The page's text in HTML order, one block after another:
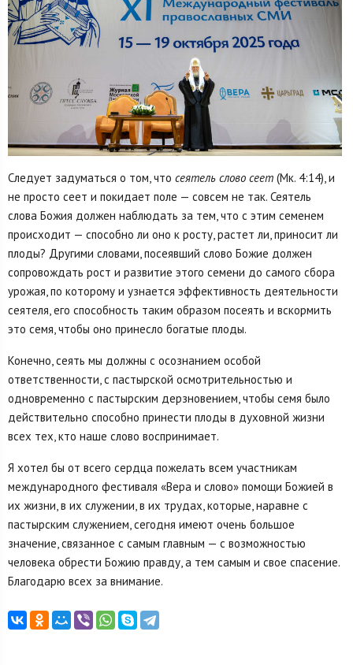
Следует задуматься о том, что сеятель слово сеет (Мк. 4:14), и
не просто сеет и покидает поле — совсем не так. Сеятель
слова Божия должен наблюдать за тем, что с этим семенем
происходит — способно ли оно к росту, растет ли, приносит ли
плоды? Другими словами, посеявший слово Божие должен
сопровождать рост и развитие этого семени до самого сбора
урожая, по которому и узнается эффективность деятельности
сеятеля, его способность таким образом посеять и вскормить
это семя, чтобы оно принесло богатые плоды.
Конечно, сеять мы должны с осознанием особой
ответственности, с пастырской осмотрительностью и
одновременно с пастырским дерзновением, чтобы семя было
действительно способно принести плоды в духовной жизни
всех тех, кто наше слово воспринимает.
Я хотел бы от всего сердца пожелать всем участникам
международного фестиваля «Вера и слово» помощи Божией в
их жизни, в их служении, в их трудах, которые, наравне с
пастырским служением, сегодня имеют очень большое
значение, связанное с самым главным — с возможностью
человека обрести Божию правду, а тем самым и свое спасение.
Благодарю всех за внимание.